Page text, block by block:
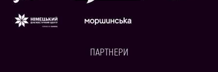
ПАРТНЕРИ